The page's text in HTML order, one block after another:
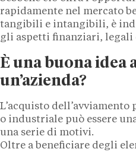
rapidamente nel mercato
tangibili e intangibili, è
gli aspetti finanziari, legali
È una buona idea
un’azienda?
L’acquisto
o industriale può essere
una serie di motivi.
Oltre a beneficiare degli